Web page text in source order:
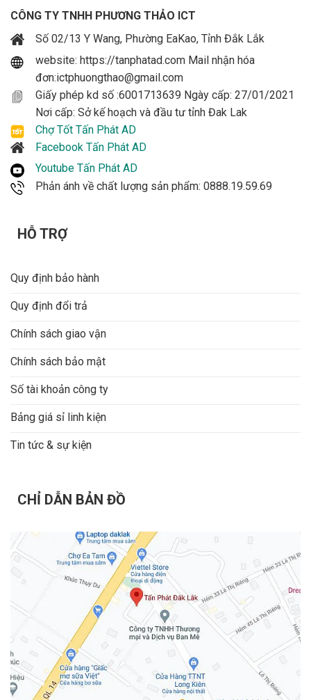
CÔNG TY TNHH PHƯƠNG THẢO ICT
Số 02/13 Y Wang, Phường EaKao, Tỉnh Đắk Lắk
website: https://tanphatad.com Mail nhận hóa
đơn:ictphuongthao@gmail.com
Giấy phép kd số :6001713639 Ngày cấp: 27/01/2021
Nơi cấp: Sở kế hoạch và đầu tư tỉnh Đak Lak
Chợ Tốt Tấn Phát AD
Facebook Tấn Phát AD
Youtube Tấn Phát AD
Phản ánh về chất lượng sản phẩm: 0888.19.59.69
HỖ TRỢ
Quy định bảo hành
Quy định đổi trả
Chính sách giao vận
Chính sách bảo mật
Số tài khoản công ty
Bảng giá sỉ linh kiện
Tin tức & sự kiện
CHỈ DẪN BẢN ĐỒ